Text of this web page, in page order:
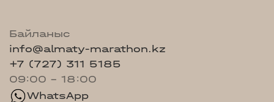
Байланыс
info@almaty-marathon.kz
+7 (727) 311 5185
09:00 - 18:00
WhatsApp